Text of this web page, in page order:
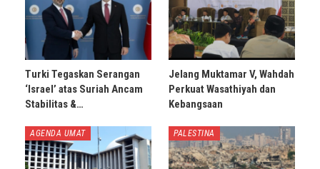
Turki Tegaskan Serangan
‘Israel’ atas Suriah Ancam
Stabilitas &…
Jelang Muktamar V, Wahdah
Perkuat Wasathiyah dan
Kebangsaan
AGENDA UMAT PALESTINA